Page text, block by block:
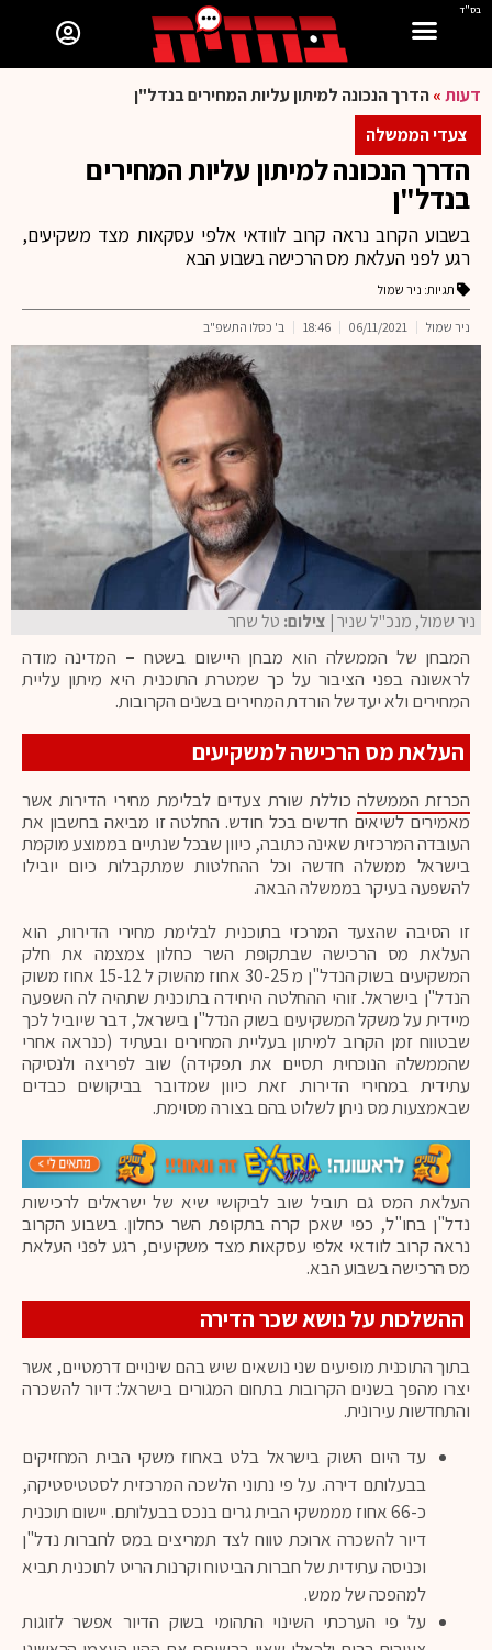
בס"ד
דעות»הדרך הנכונה למיתון עליות המחירים בנדל"ן
צעדי הממשלה
הדרך הנכונה למיתון עליות המחירים
בנדל"ן
בשבוע הקרוב נראה קרוב לוודאי אלפי עסקאות מצד משקיעים,
רגע לפני העלאת מס הרכישה בשבוע הבא
תגיות: ניר שמול
ניר שמול 06/11/2021
18:46 ב' כסלו התשפ"ב
ניר שמול, מנכ"ל שניר| צילום: טל שחר
המבחן של הממשלה הוא מבחן היישום בשטח – המדינה מודה
לראשונה בפני הציבור על כך שמטרת התוכנית היא מיתון עליית
המחירים ולא יעד של הורדת המחירים בשנים הקרובות.
העלאת מס הרכישה למשקיעים
הכרזת הממשלהכוללת שורת צעדים לבלימת מחירי הדירות אשר
מאמירים לשיאים חדשים בכל חודש. החלטה זו מביאה בחשבון את
העובדה המרכזית שאינה כתובה, כיוון שבכל שנתיים בממוצע מוקמת
בישראל ממשלה חדשה וכל ההחלטות שמתקבלות כיום יובילו
להשפעה בעיקר בממשלה הבאה.
זו הסיבה שהצעד המרכזי בתוכנית לבלימת מחירי הדירות, הוא
העלאת מס הרכישה שבתקופת השר כחלון צמצמה את חלק
המשקיעים בשוק הנדל"ן מ 30-25 אחוז מהשוק ל 15-12 אחוז משוק
הנדל"ן בישראל. זוהי ההחלטה היחידה בתוכנית שתהיה לה השפעה
מיידית על משקל המשקיעים בשוק הנדל"ן בישראל, דבר שיוביל לכך
שבטווח זמן הקרוב למיתון בעליית המחירים ובעתיד (כנראה אחרי
שהממשלה הנוכחית תסיים את תפקידה) שוב לפריצה ולנסיקה
עתידית במחירי הדירות. זאת כיוון שמדובר בביקושים כבדים
שבאמצעות מס ניתן לשלוט בהם בצורה מסוימת.
העלאת המס גם תוביל שוב לביקושי שיא של ישראלים לרכישות
נדל"ן בחו"ל, כפי שאכן קרה בתקופת השר כחלון. בשבוע הקרוב
נראה קרוב לוודאי אלפי עסקאות מצד משקיעים, רגע לפני העלאת
מס הרכישה בשבוע הבא.
ההשלכות על נושא שכר הדירה
בתוך התוכנית מופיעים שני נושאים שיש בהם שינויים דרמטיים, אשר
יצרו מהפך בשנים הקרובות בתחום המגורים בישראל: דיור להשכרה
והתחדשות עירונית.
עד היום השוק בישראל בלט באחוז משקי הבית המחזיקים
בבעלותם דירה. על פי נתוני הלשכה המרכזית לסטטיסטיקה,
כ-66 אחוז מממשקי הבית גרים בנכס בבעלותם. יישום תוכנית
דיור להשכרה ארוכת טווח לצד תמריצים במס לחברות נדל"ן
וכניסה עתידית של חברות הביטוח וקרנות הריט לתוכנית תביא
למהפכה של ממש.
על פי הערכתי השינוי התהומי בשוק הדיור אפשר לזוגות